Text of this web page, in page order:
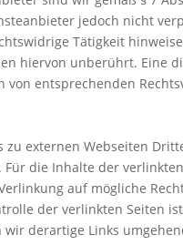
jedoch nicht
Tätigkeit
hiervon unberührt. Eine
von entsprechenden
zu externen Webseiten
Für die Inhalte der
auf mögliche
der verlinkten Seiten
wir derartige Links